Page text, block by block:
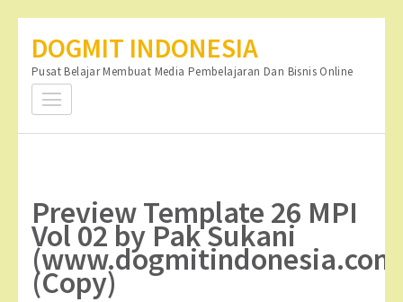
konten
(Tekan
DOGMIT INDONESIA
Pusat Belajar Membuat Media Pembelajaran Dan Bisnis Online
Preview Template 26 MPI
Vol 02 by Pak Sukani
(Copy)